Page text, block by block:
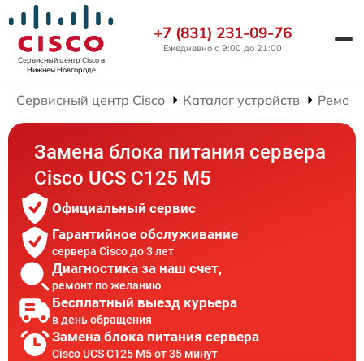
Сервисный центр Ciscoв
Нижнем Новгороде
+7 (831) 231-09-76
Ежедневно с 9:00 до 21:00
Сервисный центр Cisco Каталог устройств
Замена блока питания сервера
Cisco UCS C125 M5
Официальный сервис
Гарантийное обслуживание
сервера Cisco до 3 лет
Диагностика за наш счет,
ремонт по желанию
Бесплатный выезд курьера
в день обращения
Замена блока питания сервера
Cisco UCS C125 M5 от 35 минут